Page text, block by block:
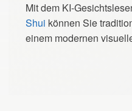
Mit dem KI-
Shui können Sie
einem modernen